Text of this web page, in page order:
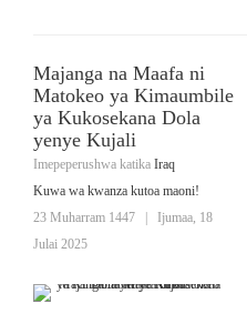
Majanga na Maafa ni
Matokeo ya Kimaumbile
ya Kukosekana Dola
yenye Kujali
Imepeperushwa katika Iraq
Kuwa wa kwanza kutoa maoni!
23 Muharram 1447
Ijumaa, 18
Julai 2025